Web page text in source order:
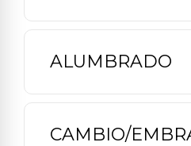
ALUMBRADO
CAMBIO/